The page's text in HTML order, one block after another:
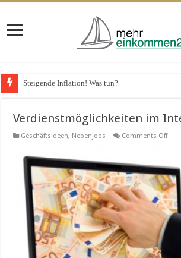
Steigende Inflation! Was tun?
Verdienstmöglichkeiten im
Geschäftsideen, Nebenjobs Comments Offon